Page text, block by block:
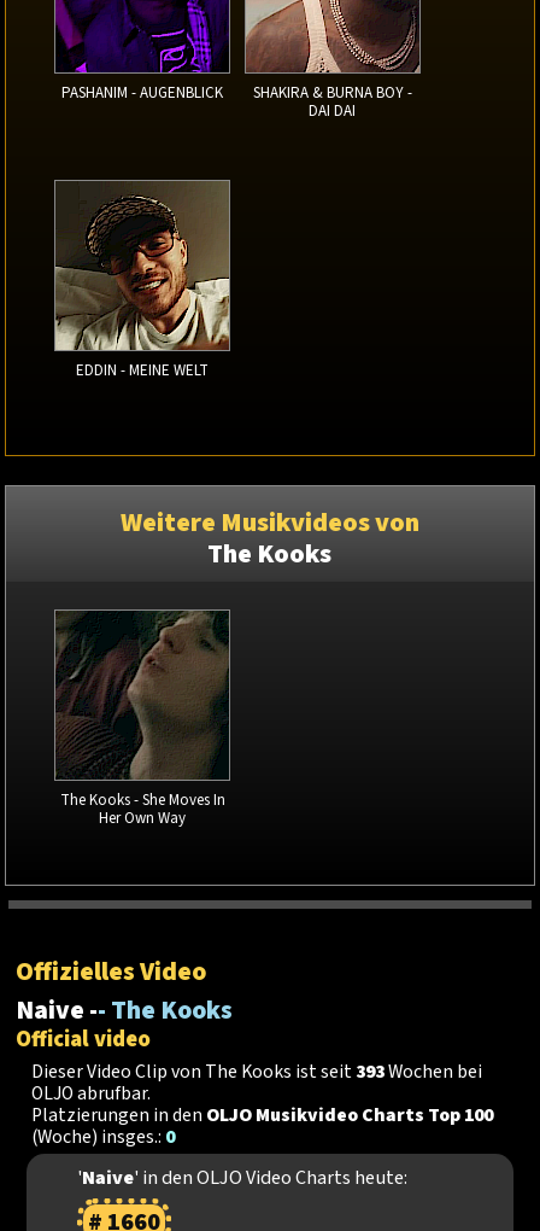
PASHANIM - AUGENBLICK
SHAKIRA & BURNA BOY -
DAI DAI
EDDIN - MEINE WELT
Weitere Musikvideos von
The Kooks
The Kooks - She Moves In
Her Own Way
Offizielles Video
Naive -- The Kooks
Official video
Dieser Video Clip von The Kooks ist seit393Wochen bei
OLJO abrufbar.
Platzierungen in den OLJO Musikvideo Charts Top 100
(Woche) insges.: 0
'Naive' in den OLJO Video Charts heute:
# 1660